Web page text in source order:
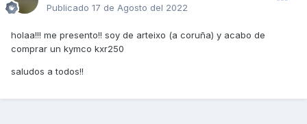
Publicado 17 de Agosto del 2022
holaa!!! me presento!! soy de arteixo (a coruña) y acabo de
comprar un kymco kxr250
saludos a todos!!